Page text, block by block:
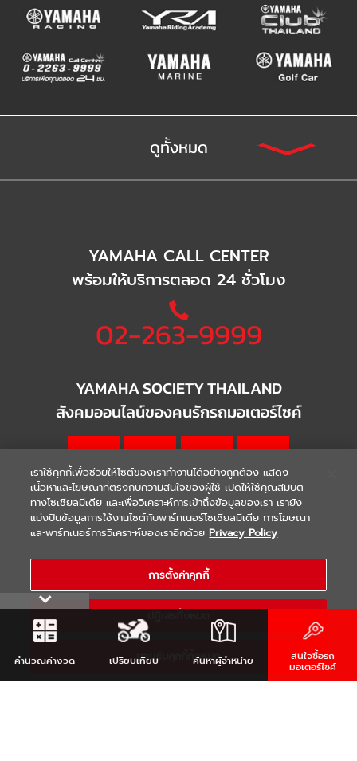
ดูทั้งหมด
YAMAHA CALL CENTER
พร้อมให้บริการตลอด 24 ชั่วโมง
02-263-9999
YAMAHA SOCIETY THAILAND
สังคมออนไลน์ของคนรักรถมอเตอร์ไซค์
WARRANTY | Terms & Conditions
COPYRIGHT 2021 THAI YAMAHA MOTOR CO.,LTD. ALL RIGHTS
RESERVED
คำนวณค่างวด เปรียบเทียบ ค้นหาผู้จำหน่าย สนใจซื้อรถ
มอเตอร์ไซค์
เราใช้คุกกี้เพื่อช่วยให้ไซต์ของเราทำงานได้อย่างถูกต้อง แสดง
เนื้อหาและโฆษณาที่ตรงกับความสนใจของผู้ใช้ เปิดให้ใช้คุณสมบัติ
ทางโซเชียลมีเดีย และเพื่อวิเคราะห์การเข้าถึงข้อมูลของเรา เรายัง
แบ่งปันข้อมูลการใช้งานไซต์กับพาร์ทเนอร์โซเชียลมีเดีย การโฆษณา
และพาร์ทเนอร์การวิเคราะห์ของเราอีกด้วย Privacy Policy
การตั้งค่าคุกกี้
ยอมรับคุกกี้ทั้งหมด